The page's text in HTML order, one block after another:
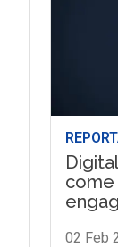
02 Feb